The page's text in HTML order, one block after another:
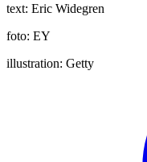
text: Eric Widegren
foto: EY
illustration: Getty